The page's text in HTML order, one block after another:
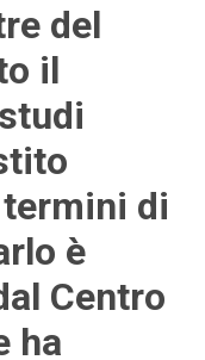
del
il
di
è
Centro
ha